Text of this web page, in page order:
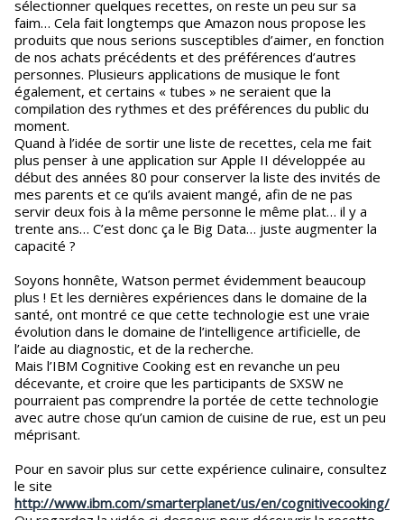
sélectionner quelques recettes, on reste un peu sur sa
faim… Cela fait longtemps que Amazon nous propose les
produits que nous serions susceptibles d’aimer, en fonction
de nos achats précédents et des préférences d’autres
personnes. Plusieurs applications de musique le font
également, et certains « tubes » ne seraient que la
compilation des rythmes et des préférences du public du
moment.
Quand à l’idée de sortir une liste de recettes, cela me fait
plus penser à une application sur Apple II développée au
début des années 80 pour conserver la liste des invités de
mes parents et ce qu’ils avaient mangé, afin de ne pas
servir deux fois à la même personne le même plat… il y a
trente ans… C’est donc ça le Big Data… juste augmenter la
capacité ?
Soyons honnête, Watson permet évidemment beaucoup
plus ! Et les dernières expériences dans le domaine de la
santé, ont montré ce que cette technologie est une vraie
évolution dans le domaine de l’intelligence artificielle, de
l’aide au diagnostic, et de la recherche.
Mais l’IBM Cognitive Cooking est en revanche un peu
décevante, et croire que les participants de SXSW ne
pourraient pas comprendre la portée de cette technologie
avec autre chose qu’un camion de cuisine de rue, est un peu
méprisant.
Pour en savoir plus sur cette expérience culinaire, consultez
le site
http://www.ibm.com/smarterplanet/us/en/cognitivecooking/